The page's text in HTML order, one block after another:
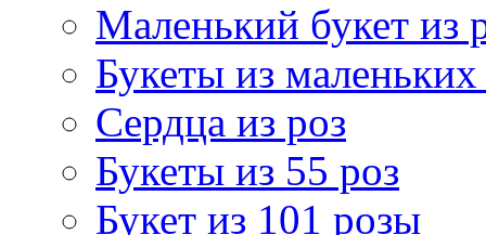
Маленький букет из
Букеты из маленьких
Сердца из роз
Букеты из 55 роз
Букет из 101 розы